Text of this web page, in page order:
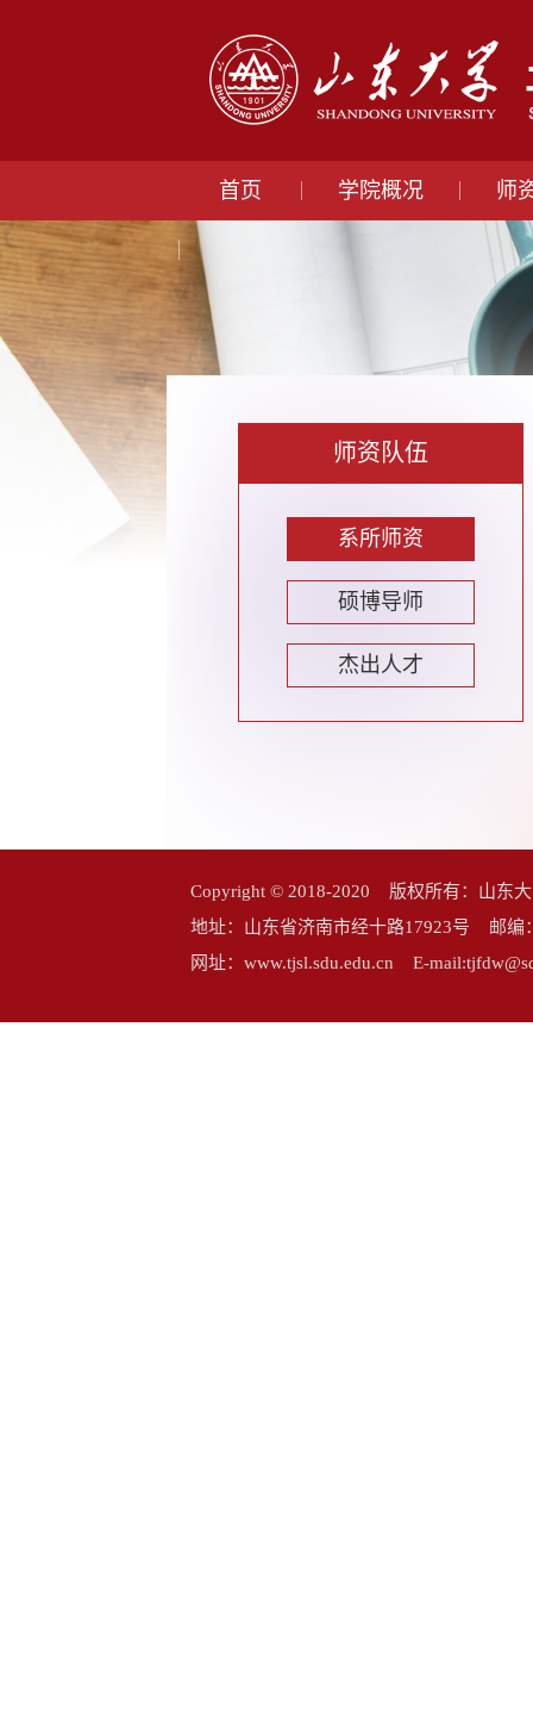
首页 学院概况 师
师资队伍
系所师资
硕博导师
杰出人才
Copyright © 2018-2020 版权所有：山东
地址：山东省济南市经十路17923号 邮
网址：www.tjsl.sdu.edu.cn E-